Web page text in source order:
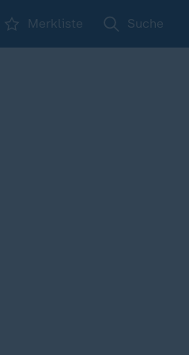
Merkliste Suche